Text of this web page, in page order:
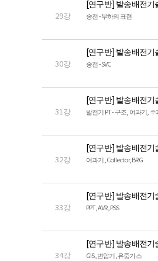
29강
[연구반] 발송배전기
송전 - 부하의 표현
30강
[연구반] 발송배전기
송전 - SVC
31강
[연구반] 발송배전기
발전기 PT - 구조, 여과기, 주
32강
[연구반] 발송배전기
여과기, Collector, BRG
33강
[연구반] 발송배전기
PPT, AVR, PSS
34강
[연구반] 발송배전기
GIS, 변압기, 유중가스